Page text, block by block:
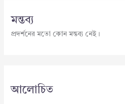
মন্তব্য
প্রদর্শনের মতো কোন মন্তব্য নেই।
আলোচিত